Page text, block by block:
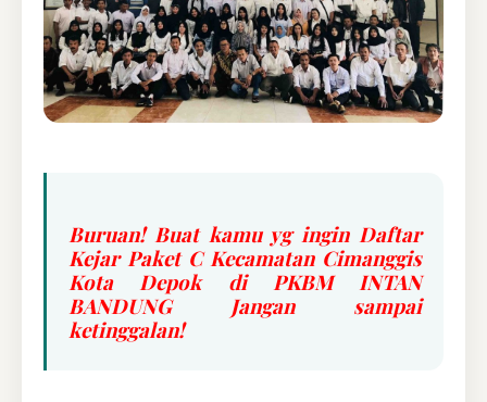
Buruan! Buat kamu yg ingin Daftar
Kejar Paket C Kecamatan Cimanggis
Kota Depok di PKBM INTAN
BANDUNG Jangan sampai
ketinggalan!